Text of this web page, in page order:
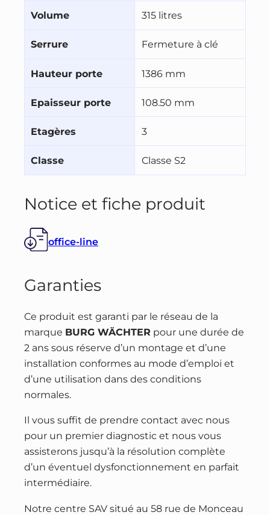
Volume 315 litres
Serrure Fermeture à clé
Hauteur porte 1386 mm
Epaisseur porte 108.50 mm
Etagères 3
Classe Classe S2
Notice et fiche produit
office-line
Garanties
Ce produit est garanti par le réseau de la
marque BURG WÄCHTER pour une durée de
2 ans sous réserve d’un montage et d’une
installation conformes au mode d’emploi et
d’une utilisation dans des conditions
normales.
Il vous suffit de prendre contact avec nous
pour un premier diagnostic et nous vous
assisterons jusqu’à la résolution complète
d’un éventuel dysfonctionnement en parfait
intermédiaire.
Notre centre SAV situé au 58 rue de Monceau